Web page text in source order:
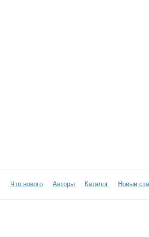
Что нового Авторы Каталог Новые